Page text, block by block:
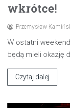
wkrótce!
Przemysław
W ostatni
będą mieli okazję
Czytaj dalej